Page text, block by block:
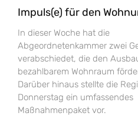
Impuls(e) für den
In dieser Woche hat die
Abgeordnetenkammer zwei
verabschiedet, die den
bezahlbarem Wohnraum
Darüber hinaus stellte die
Donnerstag ein umfassendes
Maßnahmenpaket vor.